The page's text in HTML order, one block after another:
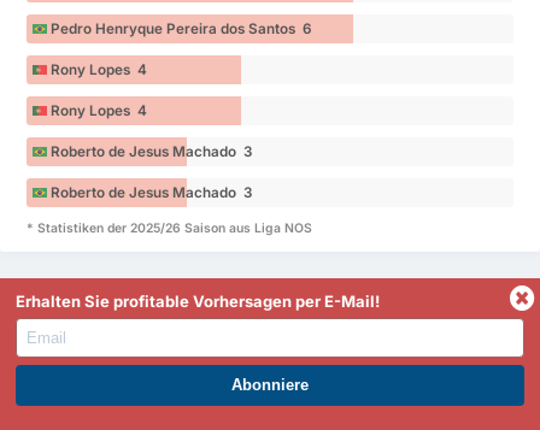
Pedro Henryque Pereira dos Santos 6
Rony Lopes 4
Rony Lopes 4
Roberto de Jesus Machado 3
Roberto de Jesus Machado 3
* Statistiken der 2025/26 Saison aus Liga NOS
Wer wird gelbe und rote Karten erhalten?
FC Arouca
WERDEN SIE PREMIUM UND PROFITIEREN SIE JETZT.
Erhalten Sie profitable Vorhersagen per E-Mail!